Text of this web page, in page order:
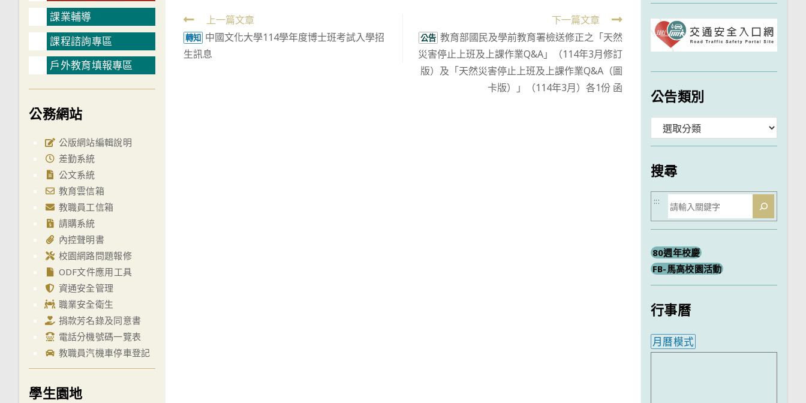
Read
more
articles
上一篇文章
轉知 中國文化大學114學年度博士班考試入學招
生訊息
下一篇文章
公告 教育部國民及學前教育署檢送修正之「天然
災害停止上班及上課作業Q&A」（114年3月修訂
版）及「天然災害停止上班及上課作業Q&A（圖
卡版）」（114年3月）各1份 函
課業輔導
課程諮詢專區
戶外教育填報專區
公務網站
公版網站編輯說明
差勤系統
公文系統
教育雲信箱
教職員工信箱
請購系統
內控聲明書
校園網路問題報修
ODF文件應用工具
資通安全管理
職業安全衛生
捐款芳名錄及同意書
電話分機號碼一覽表
教職員汽機車停車登記
學生園地
公告類別
類
搜尋
搜
尋
:::
80週年校慶
FB-馬高校園活動
行事曆
月曆模式